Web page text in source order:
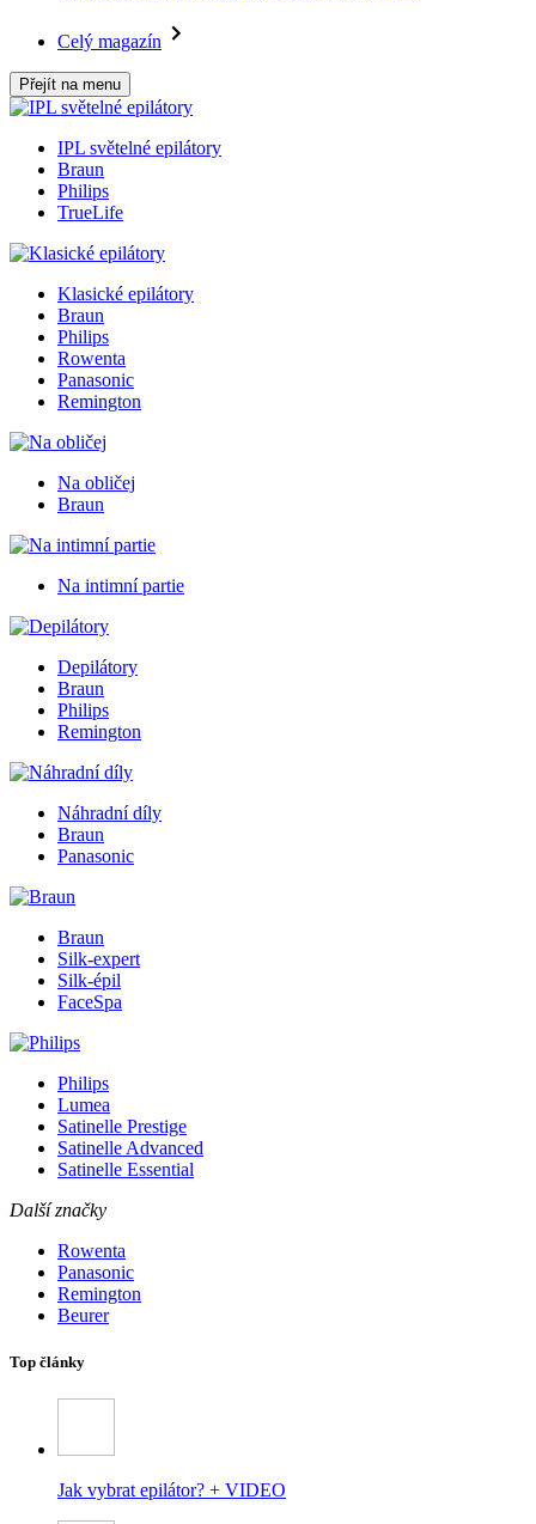
Celý magazín
Přejít na menu
IPL světelné epilátory
Braun
Philips
TrueLife
Klasické epilátory
Braun
Philips
Rowenta
Panasonic
Remington
Na obličej
Braun
Na intimní partie
Depilátory
Braun
Philips
Remington
Náhradní díly
Braun
Panasonic
Braun
Silk-expert
Silk-épil
FaceSpa
Philips
Lumea
Satinelle Prestige
Satinelle Advanced
Satinelle Essential
Další značky
Rowenta
Panasonic
Remington
Beurer
Top články
Jak vybrat epilátor? + VIDEO